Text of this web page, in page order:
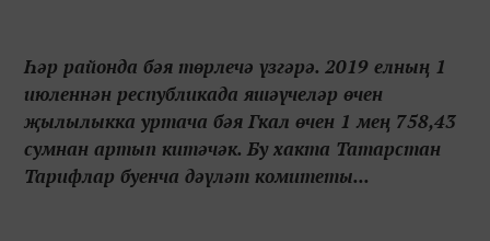
Һәр районда бәя төрлечә үзгәрә. 2019 елның 1
июленнән республикада яшәүчеләр өчен
җылылыкка уртача бәя Гкал өчен 1 мең 758,43
сумнан артып китәчәк. Бу хакта Татарстан
Тарифлар буенча дәүләт комитеты...